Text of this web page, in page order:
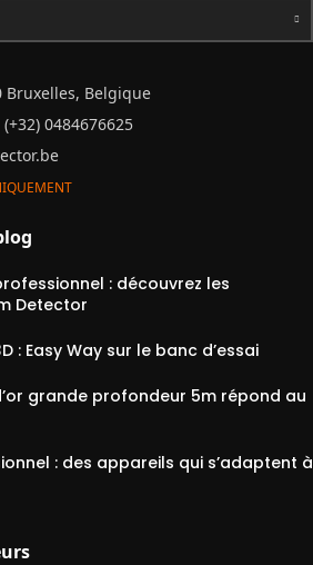
Bruxelles, Belgique
0484676625
: découvrez les
Detector
: Easy Way sur le banc d’essai
grande profondeur 5m répond au
: des appareils qui s’adaptent à